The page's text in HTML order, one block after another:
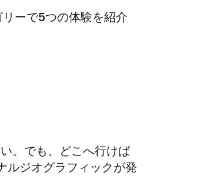
ーで5つの体験を紹介
。でも、どこへ行けば
ジオグラフィックが発